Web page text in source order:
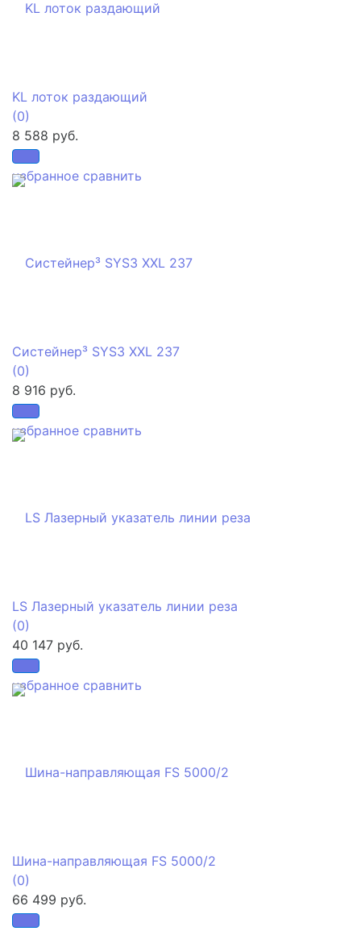
избранное сравнить
KL лоток раздающий
(0)
8 588 руб.
избранное сравнить
Систейнер³ SYS3 XXL 237
(0)
8 916 руб.
избранное сравнить
LS Лазерный указатель линии реза
(0)
40 147 руб.
Шина-направляющая FS 5000/2
(0)
66 499 руб.